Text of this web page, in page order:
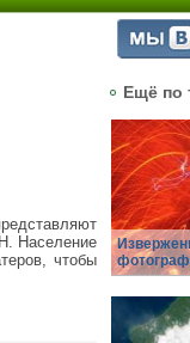
Население
чтобы
Ещё по